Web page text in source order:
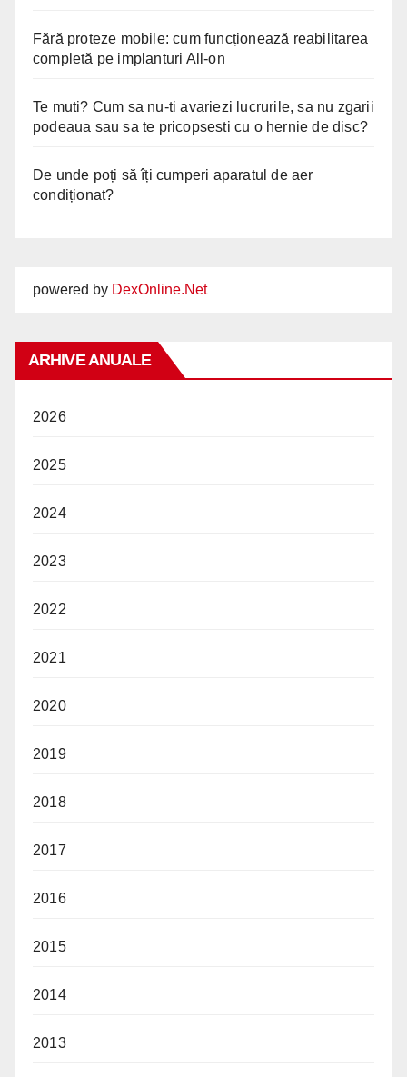
Fără proteze mobile: cum funcționează reabilitarea
completă pe implanturi All-on
Te muti? Cum sa nu-ti avariezi lucrurile, sa nu zgarii
podeaua sau sa te pricopsesti cu o hernie de disc?
De unde poți să îți cumperi aparatul de aer
condiționat?
powered by DexOnline.Net
ARHIVE ANUALE
2026
2025
2024
2023
2022
2021
2020
2019
2018
2017
2016
2015
2014
2013